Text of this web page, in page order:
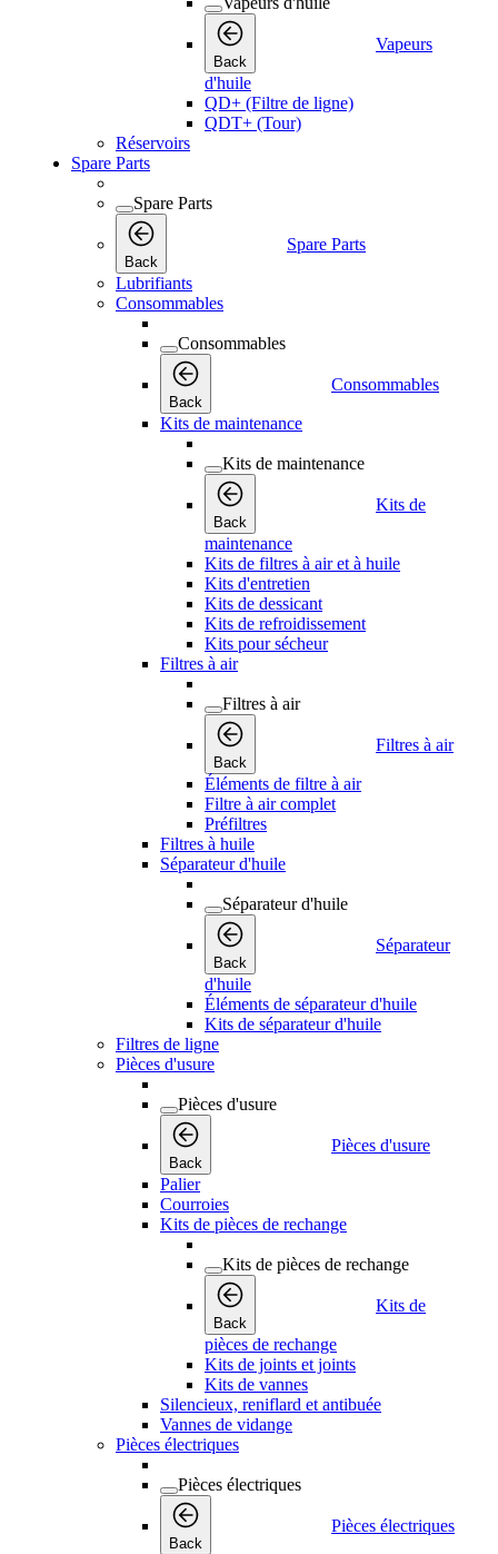
Back
Vapeurs
d'huile
QD+ (Filtre de ligne)
QDT+ (Tour)
Réservoirs
Spare Parts
Spare Parts
Back
Spare Parts
Lubrifiants
Consommables
Consommables
Back
Consommables
Kits de maintenance
Kits de maintenance
Back
Kits de
maintenance
Kits de filtres à air et à huile
Kits d'entretien
Kits de dessicant
Kits de refroidissement
Kits pour sécheur
Filtres à air
Filtres à air
Back
Filtres à air
Éléments de filtre à air
Filtre à air complet
Préfiltres
Filtres à huile
Séparateur d'huile
Séparateur d'huile
Back
Séparateur
d'huile
Éléments de séparateur d'huile
Kits de séparateur d'huile
Filtres de ligne
Pièces d'usure
Pièces d'usure
Back
Pièces d'usure
Palier
Courroies
Kits de pièces de rechange
Kits de pièces de rechange
Back
Kits de
pièces de rechange
Kits de joints et joints
Kits de vannes
Silencieux, reniflard et antibuée
Vannes de vidange
Pièces électriques
Pièces électriques
Back
Pièces électriques